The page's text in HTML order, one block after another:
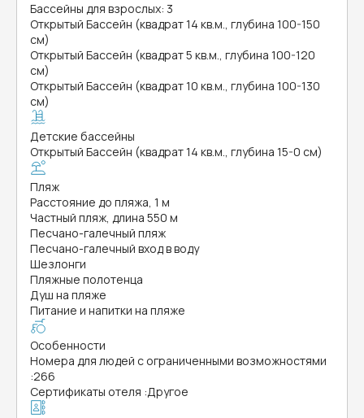
Бассейны для взрослых: 3
Открытый Бассейн (квадрат 14 кв.м., глубина 100-150
см)
Открытый Бассейн (квадрат 5 кв.м., глубина 100-120
см)
Открытый Бассейн (квадрат 10 кв.м., глубина 100-130
см)
Детские бассейны
Открытый Бассейн (квадрат 14 кв.м., глубина 15-0 см)
Пляж
Расстояние до пляжа, 1 м
Частный пляж, длина 550 м
Песчано-галечный пляж
Песчано-галечный вход в воду
Шезлонги
Пляжные полотенца
Душ на пляже
Питание и напитки на пляже
Особенности
Номера для людей с ограниченными возможностями
:266
Сертификаты отеля :Другое